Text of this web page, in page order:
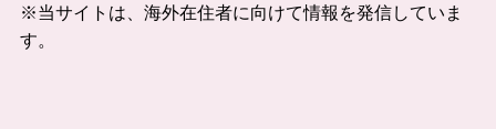
※当サイトは、海外在住者に向けて情報を発信していま
す。